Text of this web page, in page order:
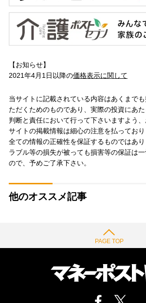
【お知らせ】
2021年4月1日以降の価格表示に関して
当サイトに記載されている内容はあくまで
ただくためのものであり、実際の投資にあ
判断と責任において行って下さいますよう
サイトの掲載情報は細心の注意を払ってお
全ての情報の正確性を保証するものではあ
ラブル等の損失が被っても損害等の保証は
ので、予めご了承下さい。
他のオススメ記事
PAGE TOP